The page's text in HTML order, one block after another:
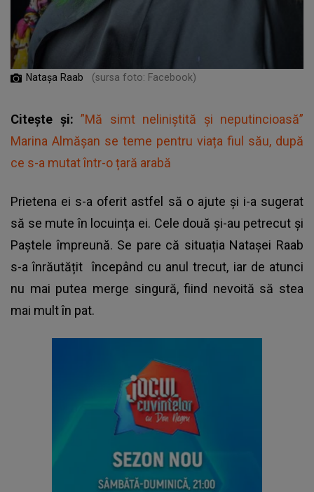
Natașa Raab (sursa foto: Facebook)
Citește și: ”Mă simt neliniștită și neputincioasă”
Marina Almășan se teme pentru viața fiul său, după
ce s-a mutat într-o țară arabă
Prietena ei s-a oferit astfel să o ajute și i-a sugerat
să se mute în locuința ei. Cele două și-au petrecut și
Paștele împreună. Se pare că situația Natașei Raab
s-a înrăutățit începând cu anul trecut, iar de atunci
nu mai putea merge singură, fiind nevoită să stea
mai mult în pat.